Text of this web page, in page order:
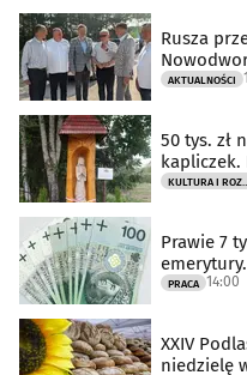
Rusza
AKTUALNOŚCI
50 tys. zł
kapliczek.
Prawie 7
PRACA 14:00
XXIV
niedzielę